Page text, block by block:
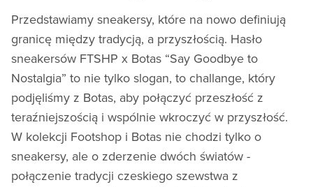
Przedstawiamy sneakersy, które na nowo definiują
granicę między tradycją, a przyszłością. Hasło
sneakersów FTSHP x Botas “Say Goodbye to
Nostalgia” to nie tylko slogan, to challange, który
podjęliśmy z Botas, aby połączyć przeszłość z
teraźniejszością i wspólnie wkroczyć w przyszłość.
W kolekcji Footshop i Botas nie chodzi tylko o
sneakersy, ale o zderzenie dwóch światów -
połączenie tradycji czeskiego szewstwa z